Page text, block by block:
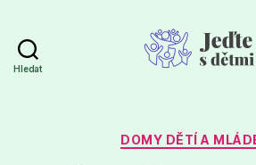
Hledat
Rubriky
DOMY DĚTÍ A